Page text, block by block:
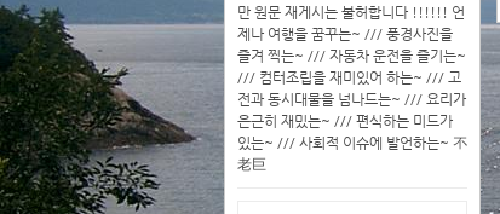
만 원문 재게시는 불허합니다 !!!!!! 언
제나 여행을 꿈꾸는~ /// 풍경사진을
즐겨 찍는~ /// 자동차 운전을 즐기는~
/// 컴터조립을 재미있어 하는~ /// 고
전과 동시대물을 넘나드는~ /// 요리가
은근히 재밌는~ /// 편식하는 미드가
있는~ /// 사회적 이슈에 발언하는~ 不
老巨